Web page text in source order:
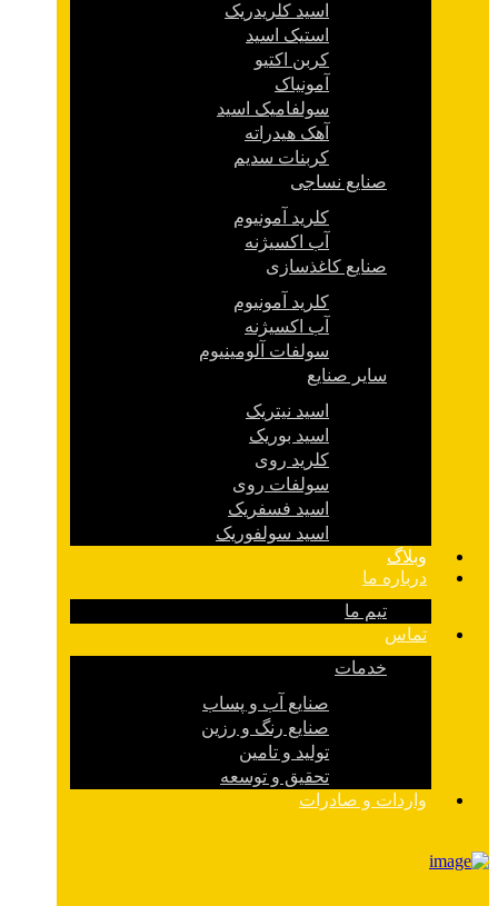
اسید کلریدریک
استیک اسید
کربن اکتیو
آمونیاک
سولفامیک اسید
آهک هیدراته
کربنات سدیم
صنایع نساجی
کلرید آمونیوم
آب اکسیژنه
صنایع کاغذسازی
کلرید آمونیوم
آب اکسیژنه
سولفات آلومینیوم
سایر صنایع
اسید نیتریک
اسید بوریک
کلرید روی
سولفات روی
اسید فسفریک
اسید سولفوریک
وبلاگ
درباره ما
تیم ما
تماس
خدمات
صنایع آب و پساب
صنایع رنگ و رزین
تولید و تامین
تحقیق و توسعه
واردات و صادرات